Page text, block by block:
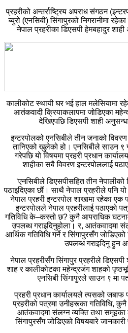
प्रहरीको अन्तर्राष्ट्रिय अपराध संगठन
ब्युरो (एनसिबी) सिंगापुरको निगरानीमा
नेपाल प्रहरीका डिएसपी हेमबहादुर
कालीकोट स्थायी घर भई हाल मलेसियामा
आतंकवादी क्रियाकलापमा जोडिएका
देखिएपछि डिएसपी शाही
इन्टरपोलको एनसिबीले तीन जनाको
तानिएको खुलेको हो। एनसिबीले साउन ९
गरेपछि यो विषयमा प्रहरी प्रधान
शाहीका सबै विवरण इन्टरपोललाई
‘एनसिबीले डिएसपीसहित तीन नेपालीको
पठाइदिएका छौं। साथै नेपाल प्रहरीले पनि
नेपाल प्रहरी इन्टरपोल शाखामा रहेका एक
इन्टरपोलले नेपाल प्रहरीलाई पठाएको
गतिविधि के–कस्तो छ? कुनै आपराधिक
उपलब्ध गराइदिनुहोला। र, आतंकवादमा
आर्थिक गतिविधि गर्ने र सिंगापुरसँग
उपलब्ध गराइदिनु हुन
नेपाल प्रहरीसँग सिंगापुर प्रहरीले डिएसपी
शाह र कालीकोटका महेन्द्रजंग शाहको
एनसिबी सिंगापुरले साउन ९ मा
प्रहरी प्रधान कार्यालयले त्यसको
प्रहरीको पत्रमा उनीहरूका गतिविधि,
आतंकवादमा संलग्न व्यक्ति तथा समूहका
सिंगापुरसँग जोडिएको विषयबारे